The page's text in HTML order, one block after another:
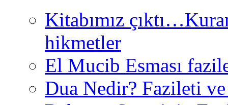
Kitabımız
hikmetler
El Mucib Esması
Dua Nedir? Fazileti